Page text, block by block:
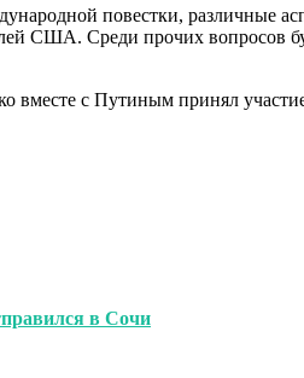
повестки, различные
США. Среди прочих вопросов
вместе с Путиным принял
в Сочи